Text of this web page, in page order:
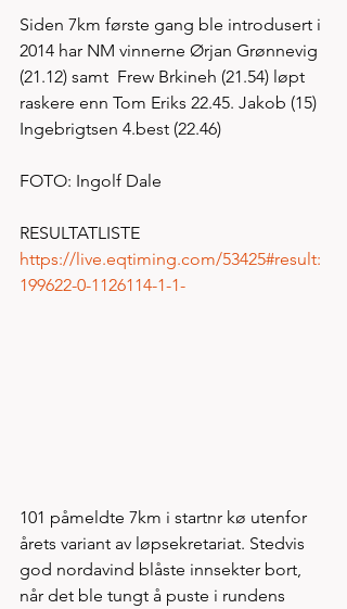
Siden 7km første gang ble introdusert i
2014 har NM vinnerne Ørjan Grønnevig
(21.12) samt  Frew Brkineh (21.54) løpt
raskere enn Tom Eriks 22.45. Jakob (15)
Ingebrigtsen 4.best (22.46)
FOTO: Ingolf Dale
RESULTATLISTE
https://live.eqtiming.com/53425#result:
199622-0-1126114-1-1-
101 påmeldte 7km i startnr kø utenfor
årets variant av løpsekretariat. Stedvis
god nordavind blåste innsekter bort,
når det ble tungt å puste i rundens